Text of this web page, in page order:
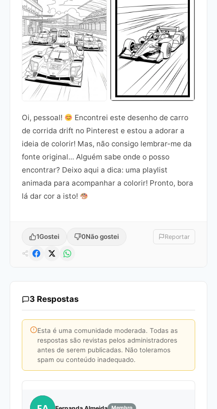
Oi, pessoal!
Encontrei este desenho de carro
de corrida drift no Pinterest e estou a adorar a
ideia de colorir! Mas, não consigo lembrar-me da
fonte original... Alguém sabe onde o posso
encontrar? Deixo aqui a dica: uma playlist
animada para acompanhar a colorir! Pronto, bora
lá dar cor a isto!
1Gostei 0Não gostei Reportar
3 Respostas
Esta é uma comunidade moderada. Todas as
respostas são revistas pelos administradores
antes de serem publicadas. Não toleramos
spam ou conteúdo inadequado.